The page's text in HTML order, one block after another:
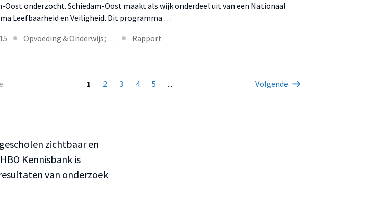
Oost onderzocht. Schiedam-Oost maakt als wijk onderdeel uit van een Nationaal
Leefbaarheid en Veiligheid. Dit programma …
Opvoeding & Onderwijs; … Rapport
1 2 3 4 5 ... Volgende
zichtbaar en
Kennisbank is
van onderzoek